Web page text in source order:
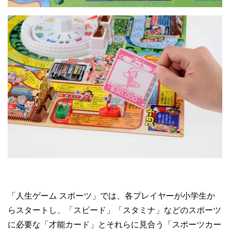
「人生ゲーム スポーツ」では、各プレイヤーが小学生か
らスタートし、「スピード」「スタミナ」などのスポーツ
に必要な「才能カード」とそれらに見合う「スポーツカー